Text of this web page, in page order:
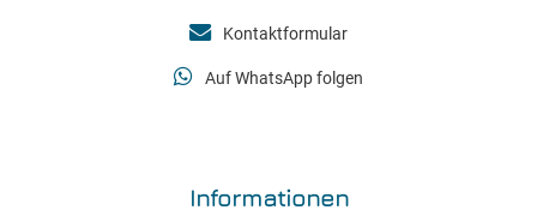
Kontaktformular
Auf WhatsApp folgen
Informationen